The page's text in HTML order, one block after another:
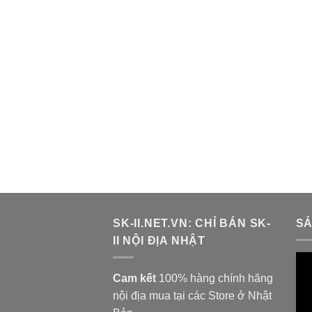
SK-II.NET.VN: CHỈ BÁN SK-
II NỘI ĐỊA NHẬT
Cam kết 100% hàng chính hãng
nội địa mua tại các Store ở Nhật